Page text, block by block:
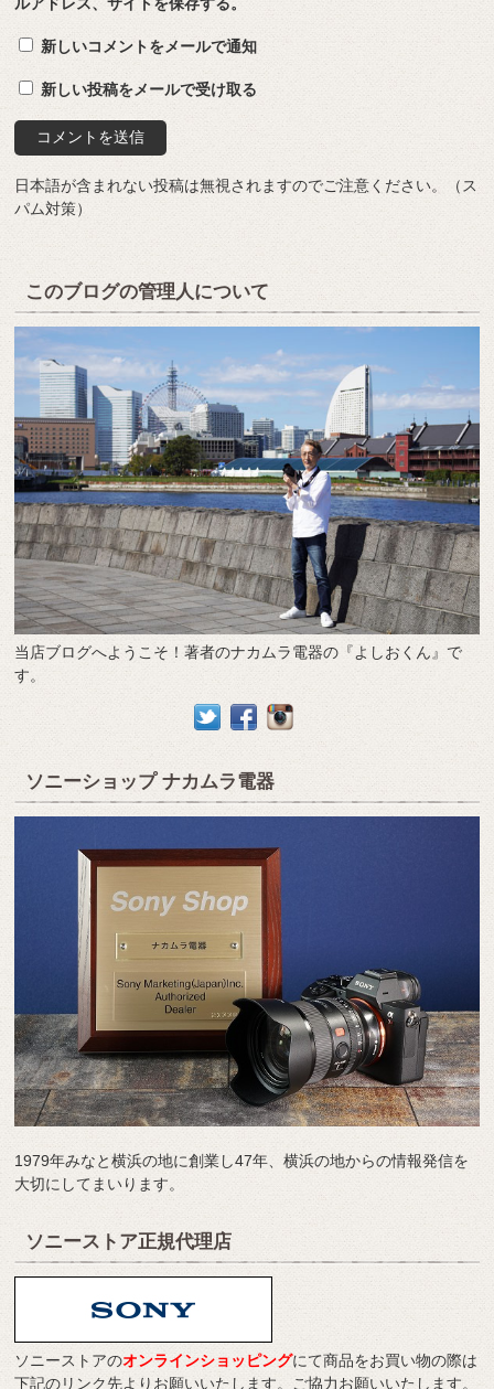
ルアドレス、サイトを保存する。
新しいコメントをメールで通知
新しい投稿をメールで受け取る
日本語が含まれない投稿は無視されますのでご注意ください。（ス
パム対策）
このブログの管理人について
当店ブログへようこそ！著者のナカムラ電器の『よしおくん』で
す。
ソニーショップ ナカムラ電器
1979年みなと横浜の地に創業し47年、横浜の地からの情報発信を
大切にしてまいります。
ソニーストア正規代理店
ソニーストアのオンラインショッピングにて商品をお買い物の際は
下記のリンク先よりお願いいたします。ご協力お願いいたします。